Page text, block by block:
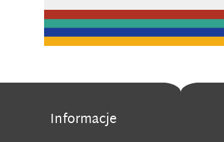
Informacje